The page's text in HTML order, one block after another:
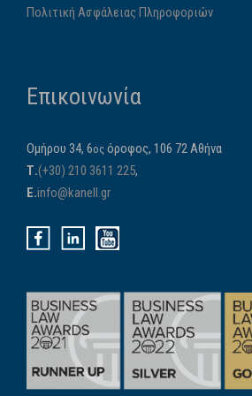
Πολιτική Ασφάλειας Πληροφοριών
Επικοινωνία
Ομήρου 34, 6ος όροφος, 106 72 Αθήνα
Τ.(+30) 210 3611 225,
E.info@kanell.gr